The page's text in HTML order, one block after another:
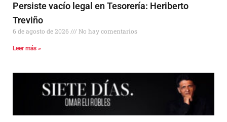
Persiste vacío legal en Tesorería: Heriberto
Treviño
6 de agosto de 2026 No hay comentarios
Leer más »